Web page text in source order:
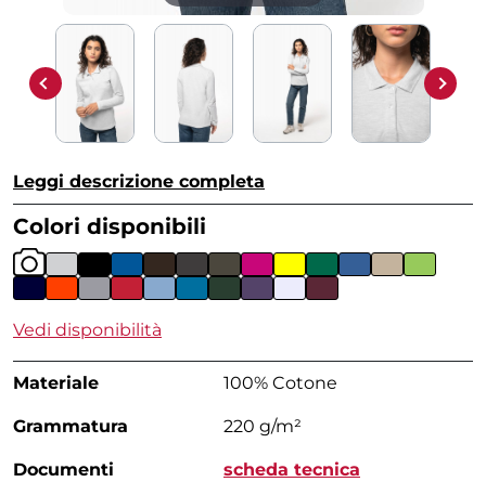
Leggi descrizione completa
Colori disponibili
Vedi disponibilità
Materiale 100% Cotone
Grammatura 220 g/m²
Documenti scheda tecnica